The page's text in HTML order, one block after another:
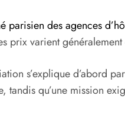
parisien des agences
prix varient
s’explique d’abord
tandis qu’une mission